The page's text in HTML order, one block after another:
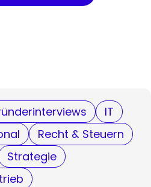
IT
Recht & Steuern
Strategie